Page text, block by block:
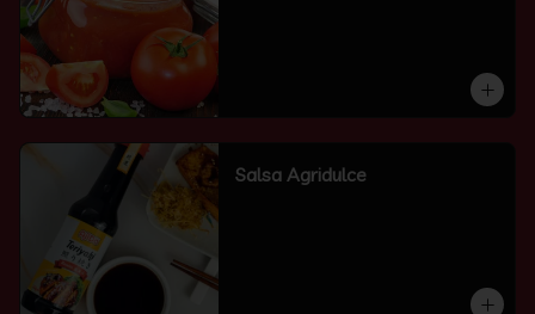
Salsa Agridulce